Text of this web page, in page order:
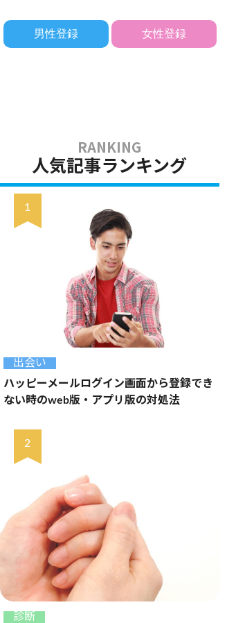
男性登録 女性登録
人気記事ランキング
出会い
ハッピーメールログイン画面から登録でき
ない時のweb版・アプリ版の対処法
診断